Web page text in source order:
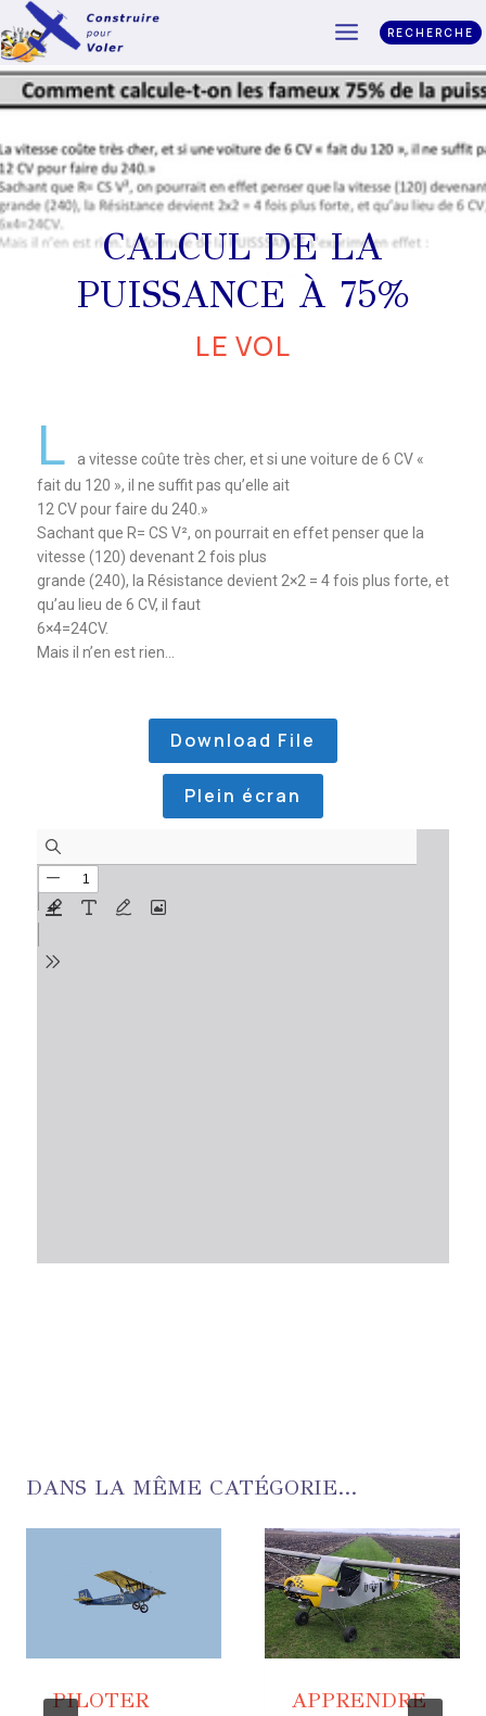
RECHERCHE
CALCUL DE LA
PUISSANCE À 75%
LE VOL
L
a vitesse coûte très cher, et si une voiture de 6 CV «
fait du 120 », il ne suffit pas qu’elle ait
12 CV pour faire du 240.»
Sachant que R= CS V², on pourrait en effet penser que la
vitesse (120) devenant 2 fois plus
grande (240), la Résistance devient 2×2 = 4 fois plus forte, et
qu’au lieu de 6 CV, il faut
6×4=24CV.
Mais il n’en est rien…
Download File
Plein écran
DANS LA MÊME CATÉGORIE...
PILOTER
APPRENDRE